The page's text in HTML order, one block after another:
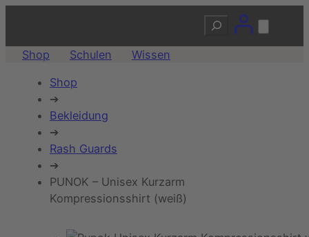
Suchen
Shop Schulen Wissen
Shop
➔
Bekleidung
➔
Rash Guards
➔
PUNOK – Unisex Kurzarm
Kompressionsshirt (weiß)